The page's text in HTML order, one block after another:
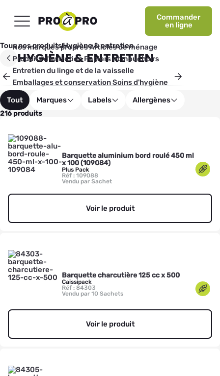
Commander
en ligne
Tous nos produitsHygiène & entretien
HYGIÈNE & ENTRETIEN
Nos marques propresArticles de ménage
Produits d'entretienPapiers et mouchoirs
Entretien du linge et de la vaisselle
Emballages et conservationSoins d'hygiène
du corps
Vêtements de travail
Tout Marques Labels Allergènes
216 produits
Barquette aluminium bord roulé 450 ml
x 100 (109084)
Plus Pack
Réf : 109088
Vendu par Sachet
Voir le produit
Barquette charcutière 125 cc x 500
Caissipack
Réf : 84303
Vendu par 10 Sachets
Voir le produit